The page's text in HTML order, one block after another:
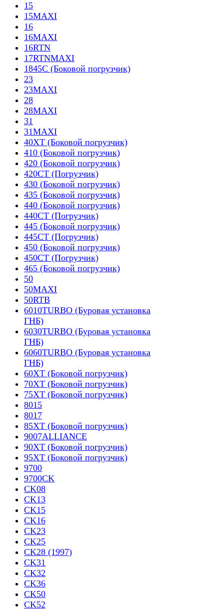
15
15MAXI
16
16MAXI
16RTN
17RTNMAXI
1845C (Боковой погрузчик)
23
23MAXI
28
28MAXI
31
31MAXI
40XT (Боковой погрузчик)
410 (Боковой погрузчик)
420 (Боковой погрузчик)
420CT (Погрузчик)
430 (Боковой погрузчик)
435 (Боковой погрузчик)
440 (Боковой погрузчик)
440CT (Погрузчик)
445 (Боковой погрузчик)
445CT (Погрузчик)
450 (Боковой погрузчик)
450CT (Погрузчик)
465 (Боковой погрузчик)
50
50MAXI
50RTB
6010TURBO (Буровая установка
ГНБ)
6030TURBO (Буровая установка
ГНБ)
6060TURBO (Буровая установка
ГНБ)
60XT (Боковой погрузчик)
70XT (Боковой погрузчик)
75XT (Боковой погрузчик)
8015
8017
85XT (Боковой погрузчик)
9007ALLIANCE
90XT (Боковой погрузчик)
95XT (Боковой погрузчик)
9700
9700CK
CK08
CK13
CK15
CK16
CK23
CK25
CK28 (1997)
CK31
CK32
CK36
CK50
CK52